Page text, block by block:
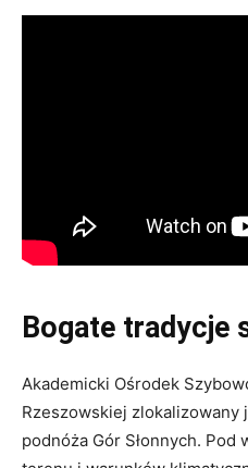
Bogate tradycje
Akademicki Ośrodek
Rzeszowskiej zlokalizowany
podnóża Gór Słonnych. Pod